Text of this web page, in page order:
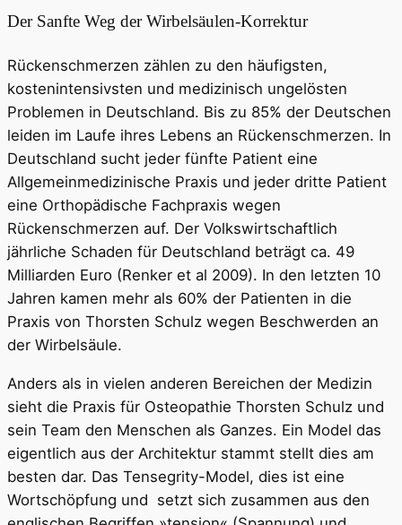
Der Sanfte Weg der Wirbelsäulen-Korrektur
Rückenschmerzen zählen zu den häufigsten,
kostenintensivsten und medizinisch ungelösten
Problemen in Deutschland. Bis zu 85% der Deutschen
leiden im Laufe ihres Lebens an Rückenschmerzen. In
Deutschland sucht jeder fünfte Patient eine
Allgemeinmedizinische Praxis und jeder dritte Patient
eine Orthopädische Fachpraxis wegen
Rückenschmerzen auf. Der Volkswirtschaftlich
jährliche Schaden für Deutschland beträgt ca. 49
Milliarden Euro (Renker et al 2009). In den letzten 10
Jahren kamen mehr als 60% der Patienten in die
Praxis von Thorsten Schulz wegen Beschwerden an
der Wirbelsäule.
Anders als in vielen anderen Bereichen der Medizin
sieht die Praxis für Osteopathie Thorsten Schulz und
sein Team den Menschen als Ganzes. Ein Model das
eigentlich aus der Architektur stammt stellt dies am
besten dar. Das Tensegrity-Model, dies ist eine
Wortschöpfung und setzt sich zusammen aus den